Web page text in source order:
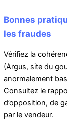
Bonnes
les fraudes
Vérifiez la
(Argus, site du
anormalement
Consultez le
d’opposition, de
par le vendeur.